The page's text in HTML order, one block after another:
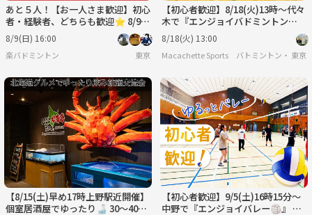
あと５人！【お一人さま歓迎】初心
者・経験者、どちらも歓迎⭐︎ 8/9
（日）16時〜 水道橋でバドミン
トン⭐︎
8/9(日) 16:00
楽バドミントン 東京
【初心者歓迎】8/18(火)13時〜代々
木で『エンジョイバドミントン
🏸』試合中心のゆる交流イベン
ト！お一人様大歓迎♪
8/18(火) 13:00
Macachette Sports バトミントン・フッ
東京
【8/15(土)早め17時上野駅近開催】
個室居酒屋でゆったり🍶 30～40代
【初心者歓迎】9/5(土)16時15分〜
中野で『エンジョイバレー🏐』 ゲ